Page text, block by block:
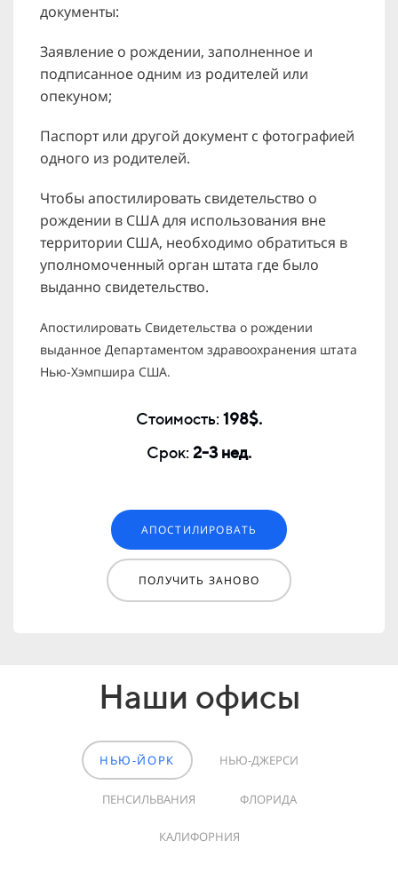
документы:
Заявление о рождении, заполненное и
подписанное одним из родителей или
опекуном;
Паспорт или другой документ с фотографией
одного из родителей.
Чтобы апостилировать свидетельство о
рождении в США для использования вне
территории США, необходимо обратиться в
уполномоченный орган штата где было
выданно свидетельство.
Апостилировать Свидетельства о рождении
выданное Департаментом здравоохранения штата
Нью-Хэмпшира США.
Стоимость: 198$.
Срок: 2-3 нед.
АПОСТИЛИРОВАТЬ
ПОЛУЧИТЬ ЗАНОВО
Наши офисы
НЬЮ-ЙОРК НЬЮ-ДЖЕРСИ
ПЕНСИЛЬВАНИЯ ФЛОРИДА
КАЛИФОРНИЯ